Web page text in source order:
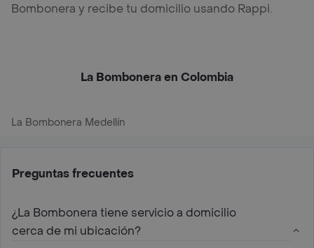
Bombonera y recibe tu domicilio usando Rappi.
La Bombonera en Colombia
La Bombonera Medellín
Preguntas frecuentes
¿La Bombonera tiene servicio a domicilio
cerca de mi ubicación?